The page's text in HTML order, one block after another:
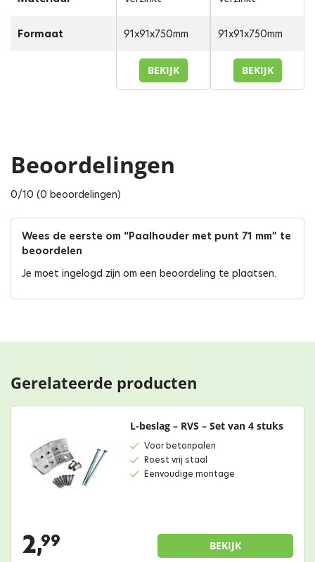
Formaat 91x91x750mm
BEKIJK
91x91x750mm
BEKIJK
Beoordelingen
0/10 (0 beoordelingen)
Wees de eerste om “Paalhouder met punt 71 mm” te
beoordelen
Je moet ingelogd zijn om een beoordeling te plaatsen.
Gerelateerde producten
L-beslag – RVS – Set van 4 stuks
Voor betonpalen
Roest vrij staal
Eenvoudige montage
2,99 BEKIJK